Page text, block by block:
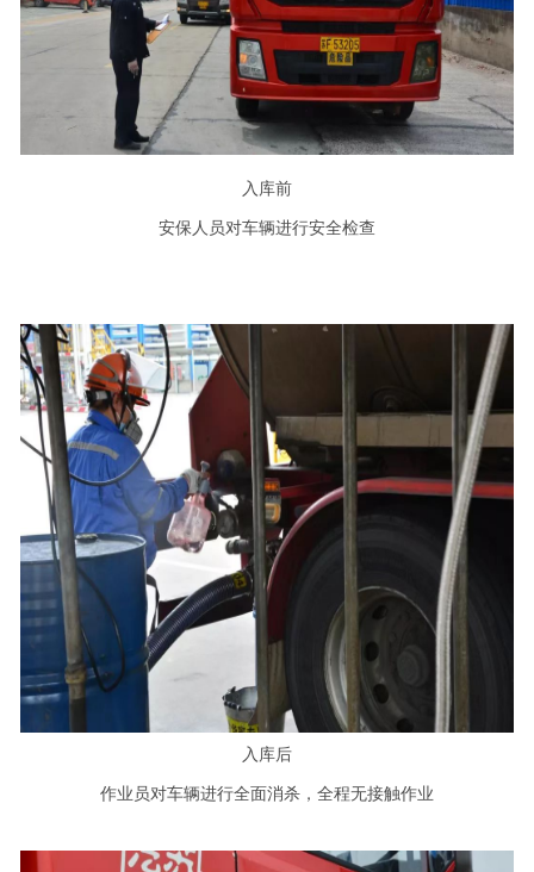
入库前
安保人员对车辆进行安全检查
入库后
作业员对车辆进行全面消杀，全程无接触作业